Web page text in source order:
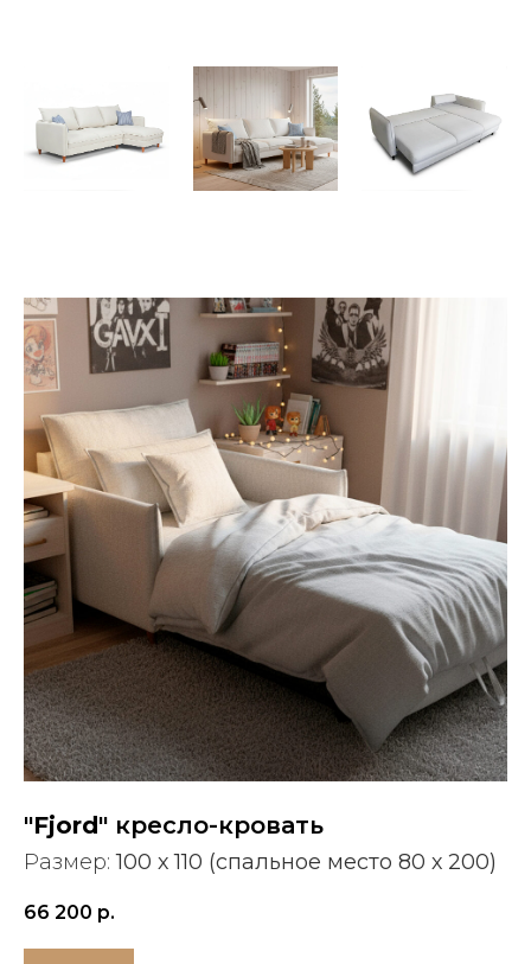
"Fjord" кресло-кровать
Размер:100 х 110 (спальное место 80 х 200)
66 200 р.